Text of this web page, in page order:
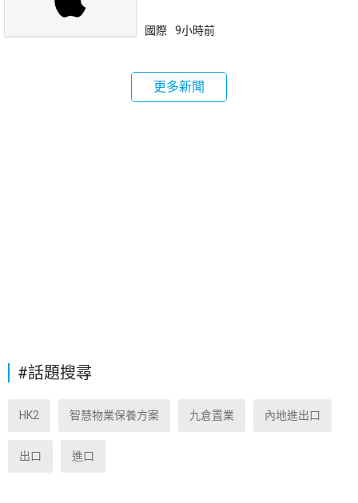
國際 9小時前
更多新聞
#話題搜尋
HK2 智慧物業保養方案 九倉置業 內地進出口
出口 進口